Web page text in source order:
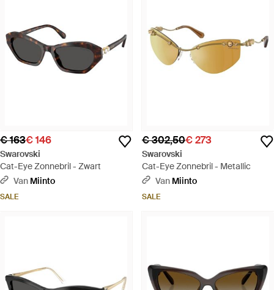
€ 163€ 146
Swarovski
Cat-Eye Zonnebril - Zwart
Van Miinto
SALE
€ 302,50€ 273
Swarovski
Cat-Eye Zonnebril - Metallic
Van Miinto
SALE